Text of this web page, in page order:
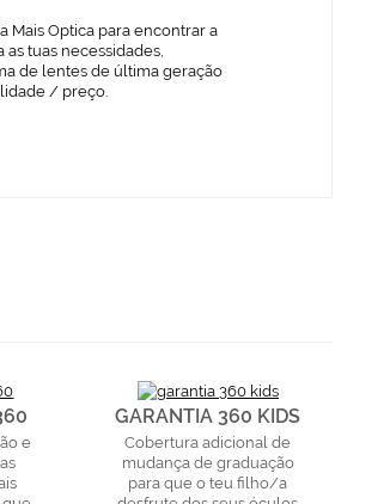
Mais Optica para encontrar a
tuas necessidades,
de lentes de última geração
/ preço.
e
GARANTIA 360 KIDS
Cobertura adicional de
mudança de graduação
para que o teu filho/a